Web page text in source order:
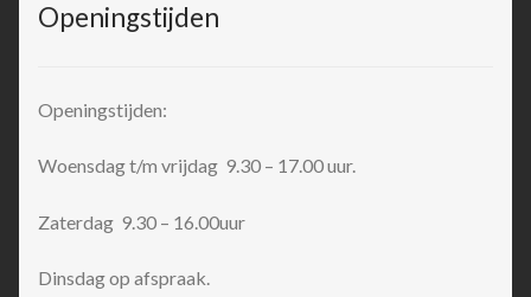
Openingstijden
Openingstijden:
Woensdag t/m vrijdag 9.30 – 17.00 uur.
Zaterdag 9.30 – 16.00uur
Dinsdag op afspraak.